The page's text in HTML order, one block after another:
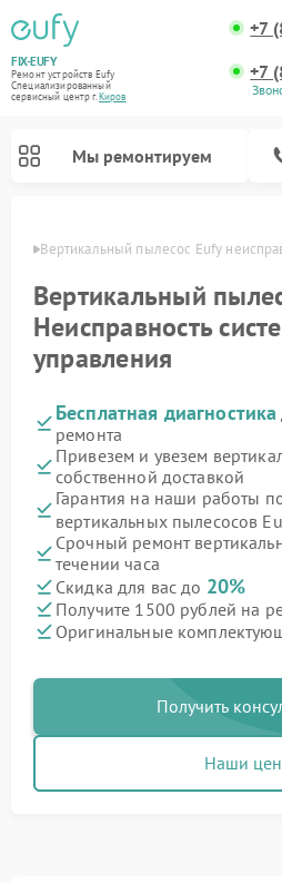
FIX-EUFY
Ремонт устройств Eufy
Специализированный
cервисный центр г.Киров
+7
+7
Мы ремонтируем
Вертикальный пылесос Eufy
Вертикальный
Неисправность
управления
Бесплатная диагностика
ремонта
Привезем и увезем
собственной доставкой
Гарантия на наши работы
вертикальных пылесосов
Срочный ремонт
течении часа
Скидка для вас до 20%
Получите 1500 рублей на
Оригинальные
Получить
Наши